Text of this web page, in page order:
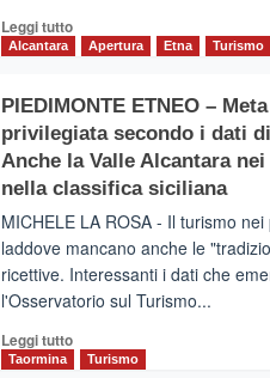
Leggi tuttoLeggi
CATANIA
–
Inaugurato
il
collegamento
tra
Catania
e
operato
da
Alcantara Apertura Etna Turismo
PIEDIMONTE ETNEO –
privilegiata secondo i dati
Anche la Valle Alcantara
nella classifica siciliana
MICHELE LA ROSA - Il turismo
laddove mancano anche le
ricettive. Interessanti i dati che
l'Osservatorio sul Turismo...
Leggi tuttoLeggi
Taormina Turismo